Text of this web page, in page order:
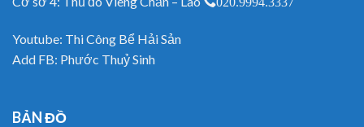
Youtube: Thi Công Bể Hải Sản
Add FB: Phước Thuỷ Sinh
BẢN ĐỒ